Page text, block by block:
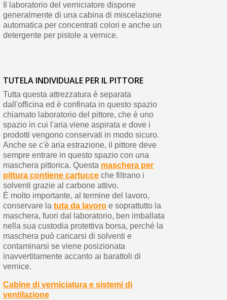
Il laboratorio del verniciatore dispone
generalmente di una cabina di miscelazione
automatica per concentrati colori e anche un
detergente per pistole a vernice.
TUTELA INDIVIDUALE PER IL PITTORE
Tutta questa attrezzatura è separata
dall'officina ed è confinata in questo spazio
chiamato laboratorio del pittore, che è uno
spazio in cui l'aria viene aspirata e dove i
prodotti vengono conservati in modo sicuro.
Anche se c'è aria estrazione, il pittore deve
sempre entrare in questo spazio con una
maschera pittorica. Questa maschera per
pittura contiene cartucceche filtrano i
solventi grazie al carbone attivo.
È molto importante, al termine del lavoro,
conservare la tuta da lavoroe soprattutto la
maschera, fuori dal laboratorio, ben imballata
nella sua custodia protettiva borsa, perché la
maschera può caricarsi di solventi e
contaminarsi se viene posizionata
inavvertitamente accanto ai barattoli di
vernice.
Cabine di verniciatura e sistemi di
ventilazione